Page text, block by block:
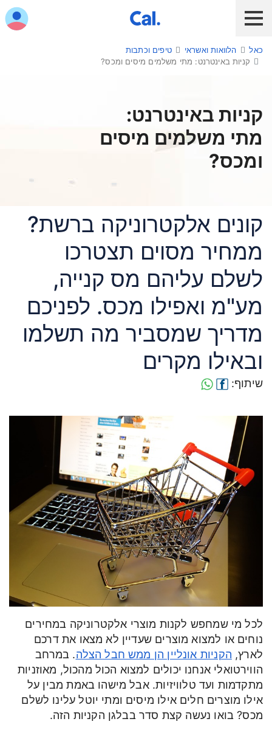
לקוח כאל לקוח Diners Club
הלוואות ואשראי
מבצעים והטבות
חו"ל
כרטיס חדש
כאל הלוואות ואשראי
טיפים וכתבות
קניות באינטרנט: מתי משלמים מיסים ומכס?
קניות באינטרנט:
מתי משלמים מיסים
ומכס?
קונים אלקטרוניקה ברשת?
ממחיר מסוים תצטרכו
לשלם עליהם מס קנייה,
מע"מ ואפילו מכס. לפניכם
מדריך שמסביר מה תשלמו
ובאילו מקרים
שיתוף:
לכל מי שמחפש לקנות מוצרי אלקטרוניקה במחירים
נוחים או למצוא מוצרים שעדיין לא מצאו את דרכם
לארץ, הקניות אונליין הן ממש חבל הצלה. במרחב
הווירטואלי אנחנו יכולים למצוא הכול מהכול, מאוזניות
מתקדמות ועד טלוויזיות. אבל מישהו באמת מבין על
אילו מוצרים חלים אילו מיסים ומתי יוטל עלינו לשלם
מכס? בואו נעשה קצת סדר בבלגן הקניות הזה.